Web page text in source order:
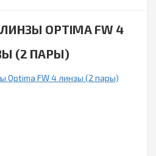
OPTIMA FW 4
(2 ПАРЫ)